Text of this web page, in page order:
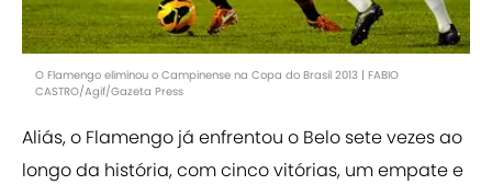
O Flamengo eliminou o Campinense na Copa do Brasil 2013 | FABIO
CASTRO/Agif/Gazeta Press
Aliás, o Flamengo já enfrentou o Belo sete vezes ao
longo da história, com cinco vitórias, um empate e